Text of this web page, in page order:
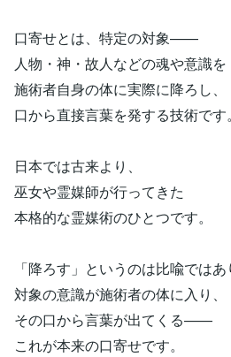
口寄せとは、特定の対象——
人物・神・故人などの魂や意識を
施術者自身の体に実際に降ろし、
口から直接言葉を発する技術です。
日本では古来より、
巫女や霊媒師が行ってきた
本格的な霊媒術のひとつです。
「降ろす」というのは比喩ではあ
対象の意識が施術者の体に入り、
その口から言葉が出てくる——
これが本来の口寄せです。